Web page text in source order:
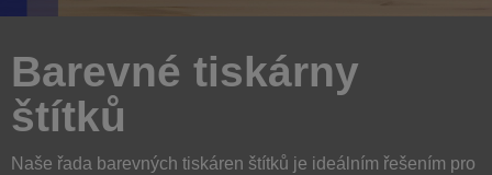
Barevné tiskárny
štítků
Naše řada barevných tiskáren štítků je ideálním řešením pro